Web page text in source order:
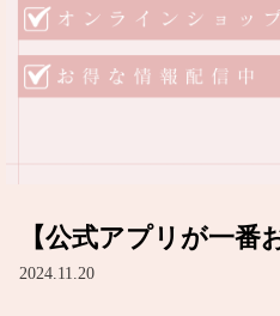
【公式アプリが一番
2024.11.20